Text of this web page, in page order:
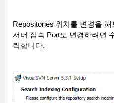
Repositories 위치를 변경을 해
서버 접속 Port도 변경하려면
릭합니다.